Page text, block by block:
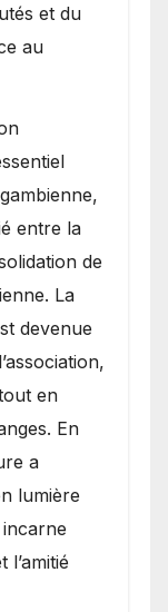
et du
au
entre la
de
La
devenue
en
En
a
lumière
l’amitié